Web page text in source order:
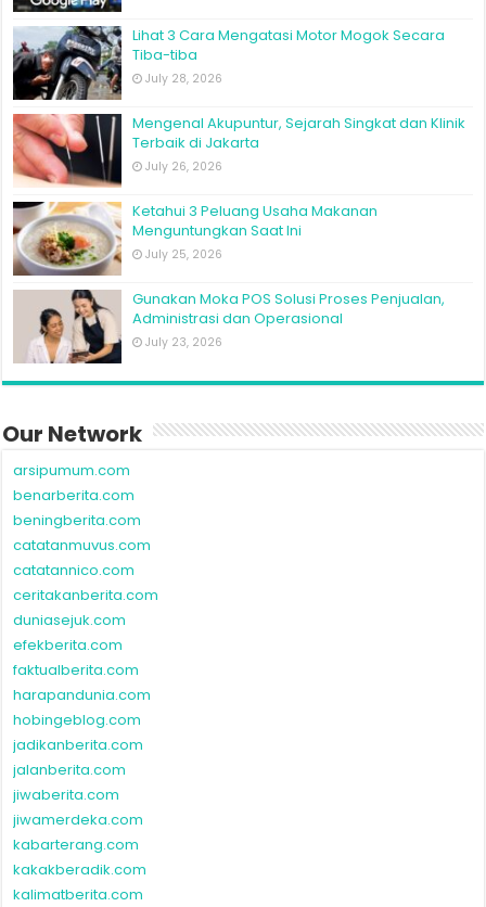
Lihat 3 Cara Mengatasi Motor Mogok Secara
Tiba-tiba
July 28, 2026
Mengenal Akupuntur, Sejarah Singkat dan Klinik
Terbaik di Jakarta
July 26, 2026
Ketahui 3 Peluang Usaha Makanan
Menguntungkan Saat Ini
July 25, 2026
Gunakan Moka POS Solusi Proses Penjualan,
Administrasi dan Operasional
July 23, 2026
Our Network
arsipumum.com
benarberita.com
beningberita.com
catatanmuvus.com
catatannico.com
ceritakanberita.com
duniasejuk.com
efekberita.com
faktualberita.com
harapandunia.com
hobingeblog.com
jadikanberita.com
jalanberita.com
jiwaberita.com
jiwamerdeka.com
kabarterang.com
kakakberadik.com
kalimatberita.com